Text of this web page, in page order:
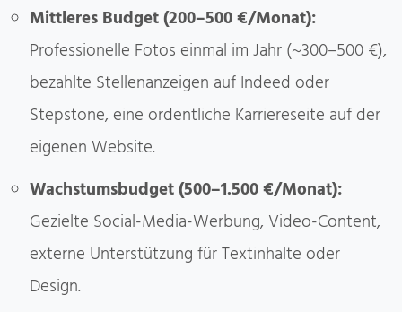
Mittleres Budget (200–500 €/Monat):
Professionelle Fotos einmal im Jahr (~300–500 €),
bezahlte Stellenanzeigen auf Indeed oder
Stepstone, eine ordentliche Karriereseite auf der
eigenen Website.
Wachstumsbudget (500–1.500 €/Monat):
Gezielte Social-Media-Werbung, Video-Content,
externe Unterstützung für Textinhalte oder
Design.